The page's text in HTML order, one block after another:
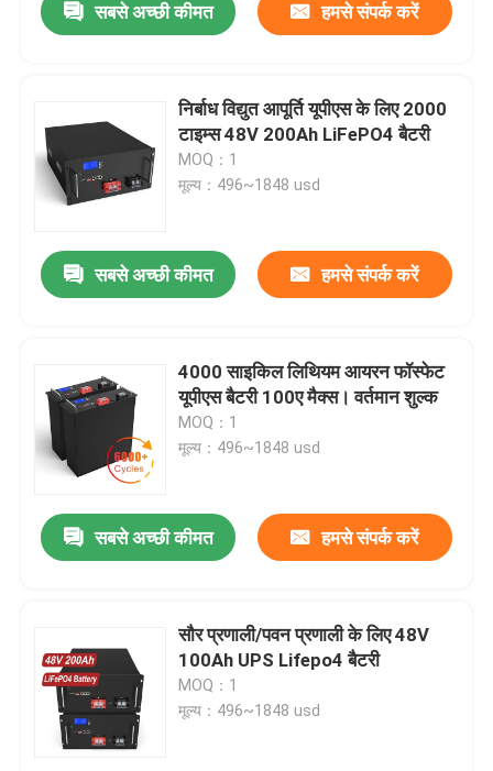
सबसे अच्छी कीमत हमसे संपर्क करें
निर्बाध विद्युत आपूर्ति यूपीएस के लिए 2000
टाइम्स 48V 200Ah LiFePO4 बैटरी
MOQ：1
मूल्य：496~1848 usd
सबसे अच्छी कीमत हमसे संपर्क करें
4000 साइकिल लिथियम आयरन फॉस्फेट
यूपीएस बैटरी 100ए मैक्स। वर्तमान शुल्क
MOQ：1
मूल्य：496~1848 usd
सबसे अच्छी कीमत हमसे संपर्क करें
सौर प्रणाली/पवन प्रणाली के लिए 48V
100Ah UPS Lifepo4 बैटरी
MOQ：1
मूल्य：496~1848 usd